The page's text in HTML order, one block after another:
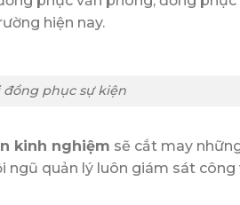
hiện nay.
phục sự kiện
kinh nghiệm sẽ cắt may
quản lý luôn giám sát công